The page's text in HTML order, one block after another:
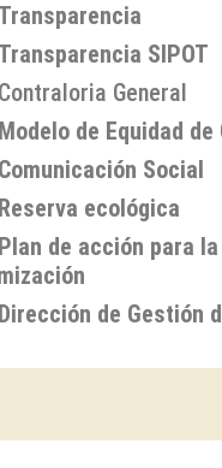
Transparencia
Transparencia SIPOT
Contraloria General
Modelo de Equidad de
Comunicación Social
Reserva ecológica
Plan de acción para
Dirección de Gestión